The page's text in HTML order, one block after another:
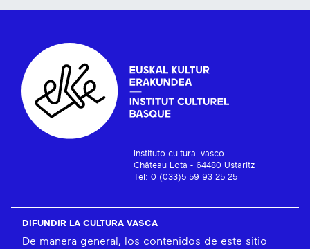
Instituto cultural vasco
Château Lota - 64480 Ustaritz
Tel: 0 (033)5 59 93 25 25
DIFUNDIR LA CULTURA VASCA
De manera general, los contenidos de este sitio